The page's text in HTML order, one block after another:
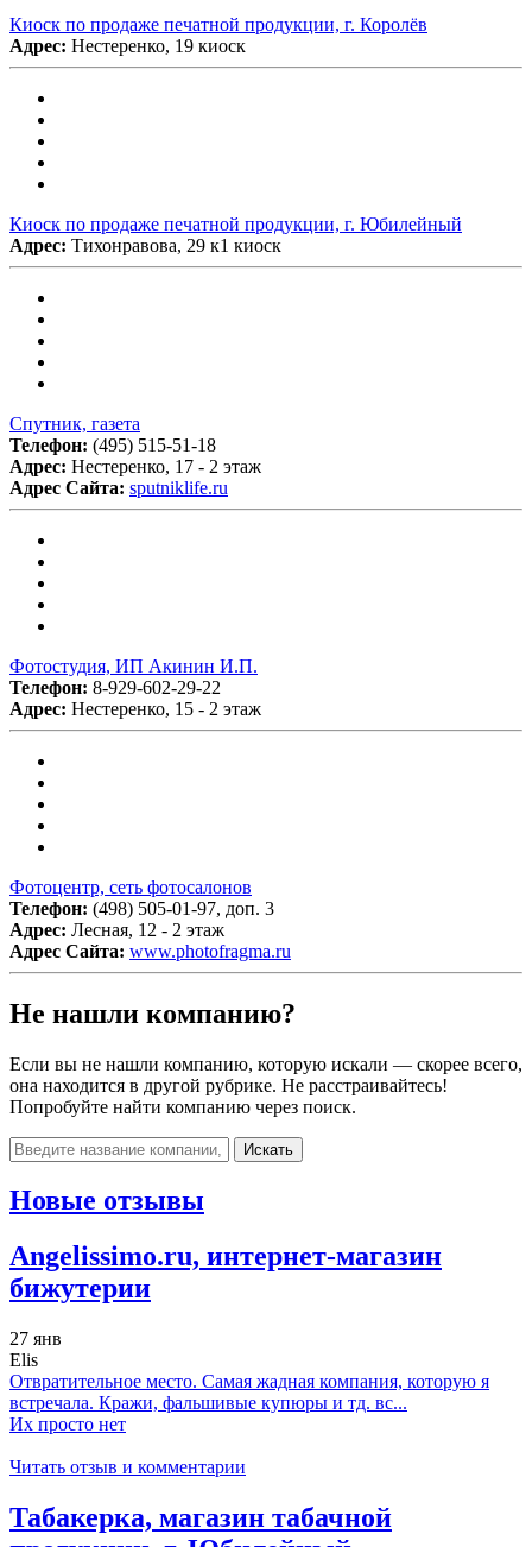
Киоск по продаже печатной продукции, г. Королёв
Адрес: Нестеренко, 19 киоск
Киоск по продаже печатной продукции, г. Юбилейный
Адрес: Тихонравова, 29 к1 киоск
Спутник, газета
Телефон: (495) 515-51-18
Адрес: Нестеренко, 17 - 2 этаж
Адрес Сайта: sputniklife.ru
Фотостудия, ИП Акинин И.П.
Телефон: 8-929-602-29-22
Адрес: Нестеренко, 15 - 2 этаж
Фотоцентр, сеть фотосалонов
Телефон: (498) 505-01-97, доп. 3
Адрес: Лесная, 12 - 2 этаж
Адрес Сайта: www.photofragma.ru
Не нашли компанию?
Если вы не нашли компанию, которую искали — скорее всего,
она находится в другой рубрике. Не расстраивайтесь!
Попробуйте найти компанию через поиск.
Искать
Новые отзывы
Angelissimo.ru, интернет-магазин
бижутерии
27 янв
Elis
Отвратительное место. Самая жадная компания, которую я
встречала. Кражи, фальшивые купюры и тд. вс...
Их просто нет
Читать отзыв и комментарии
Табакерка, магазин табачной